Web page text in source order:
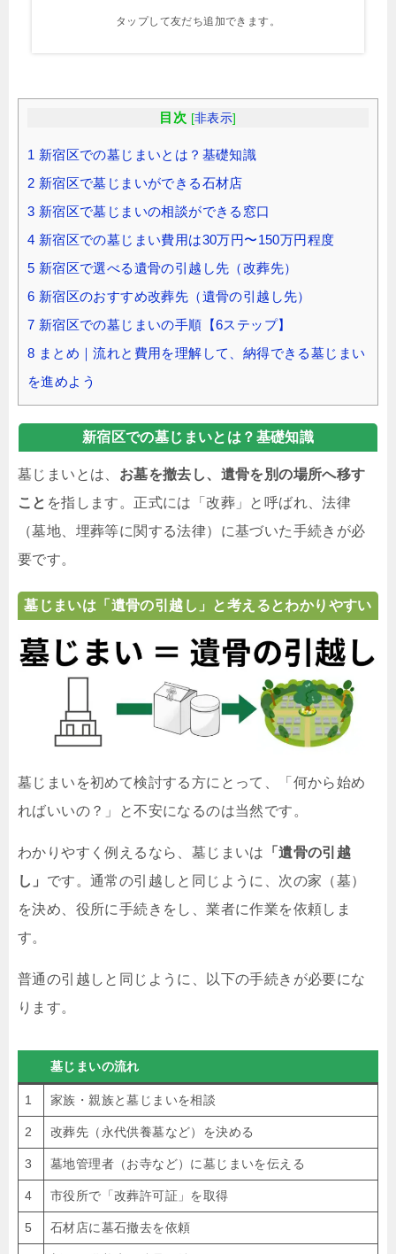
タップして友だち追加できます。
目次 [非表示]
1 新宿区での墓じまいとは？基礎知識
2 新宿区で墓じまいができる石材店
3 新宿区で墓じまいの相談ができる窓口
4 新宿区での墓じまい費用は30万円〜150万円程度
5 新宿区で選べる遺骨の引越し先（改葬先）
6 新宿区のおすすめ改葬先（遺骨の引越し先）
7 新宿区での墓じまいの手順【6ステップ】
8 まとめ｜流れと費用を理解して、納得できる墓じまい
を進めよう
新宿区での墓じまいとは？基礎知識
墓じまいとは、 お墓を撤去し、遺骨を別の場所へ移す
こと を指します。正式には「改葬」と呼ばれ、法律
（墓地、埋葬等に関する法律）に基づいた手続きが必
要です。
墓じまいは「遺骨の引越し」と考えるとわかりやすい
墓じまいを初めて検討する方にとって、「何から始め
ればいいの？」と不安になるのは当然です。
わかりやすく例えるなら、墓じまいは
「遺骨の引越
し」 です。通常の引越しと同じように、次の家（墓）
を決め、役所に手続きをし、業者に作業を依頼しま
す。
普通の引越しと同じように、以下の手続きが必要にな
ります。
墓じまいの流れ
1 家族・親族と墓じまいを相談
2 改葬先（永代供養墓など）を決める
3 墓地管理者（お寺など）に墓じまいを伝える
4 市役所で「改葬許可証」を取得
5 石材店に墓石撤去を依頼